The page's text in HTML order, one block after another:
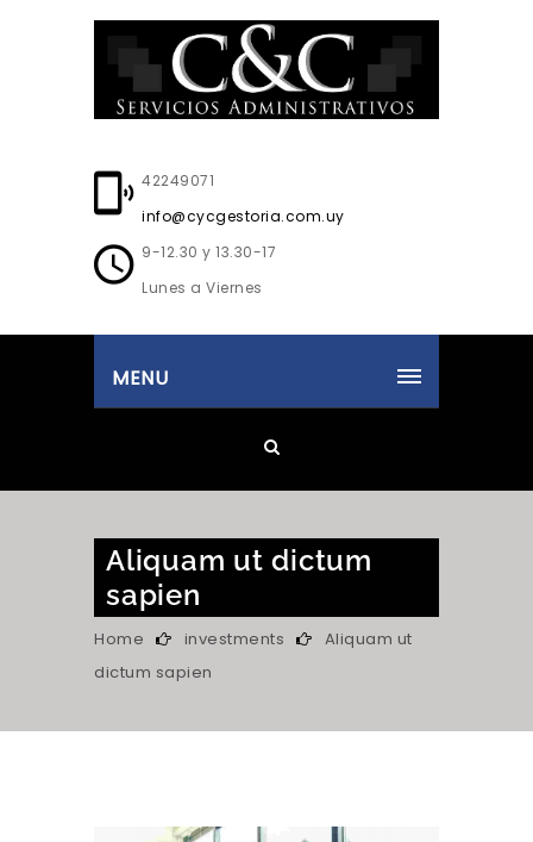
42249071
info@cycgestoria.com.uy
9-12.30 y 13.30-17
Lunes a Viernes
MENU
Aliquam ut dictum
sapien
Home investments
Aliquam ut
dictum sapien